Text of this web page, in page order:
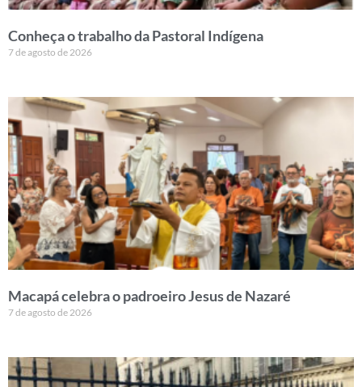
Conheça o trabalho da Pastoral Indígena
7 de agosto de 2026
Macapá celebra o padroeiro Jesus de Nazaré
7 de agosto de 2026